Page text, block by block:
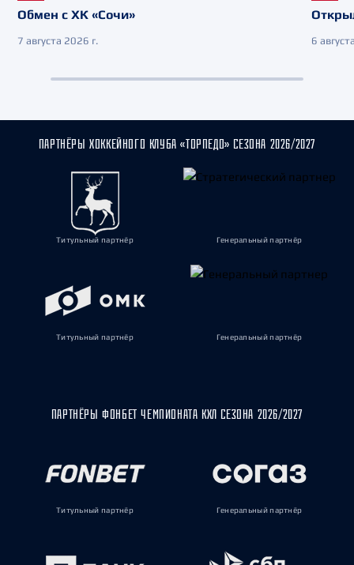
Обмен с ХК «Сочи»
7 августа 2026 г. 6
ПАРТНЁРЫ ХОККЕЙНОГО КЛУБА «ТОРПЕДО» СЕЗОНА 2026/2027
Титульный партнёр Генеральный партнёр
Титульный партнёр Генеральный партнёр
ПАРТНЁРЫ ФОНБЕТ ЧЕМПИОНАТА КХЛ СЕЗОНА 2026/2027
Титульный партнёр Генеральный партнёр